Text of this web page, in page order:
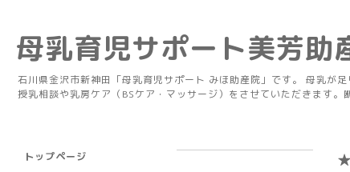
母乳育児サポート美芳助
石川県金沢市新神田「母乳育児サポート みほ助産院」です。 母乳が
授乳相談や乳房ケア（BSケア・マッサージ）をさせていただきます。
トップページ